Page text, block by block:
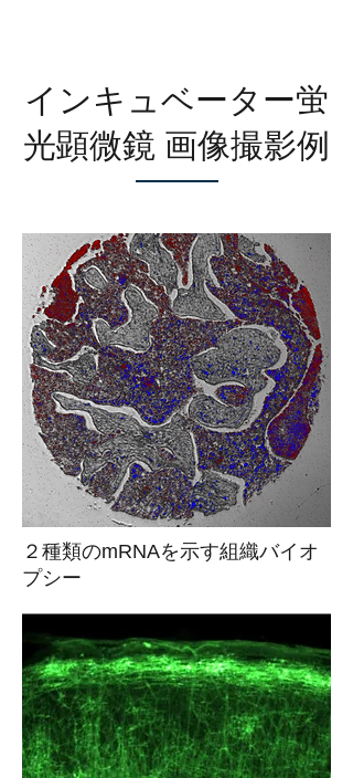
インキュベーター蛍
光顕微鏡 画像撮影例
２種類のmRNAを示す組織バイオ
プシー